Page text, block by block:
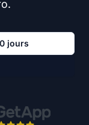
jours